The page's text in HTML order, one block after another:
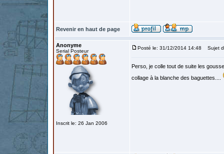
Revenir en haut de page
Anonyme
Serial Posteur
Inscrit le: 26 Jan 2006
Posté le: 31/12/2014 14:48 Sujet
Perso, je colle tout de suite les
collage à la blanche des baguettes....